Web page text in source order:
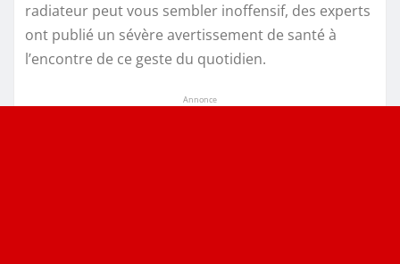
radiateur peut vous sembler inoffensif, des experts
ont publié un sévère avertissement de santé à
l’encontre de ce geste du quotidien.
Annonce